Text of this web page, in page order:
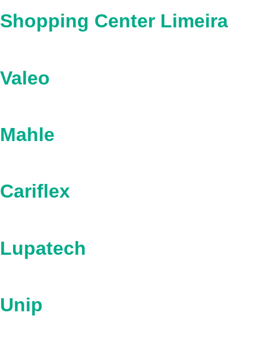
Shopping Center Limeira
Valeo
Mahle
Cariflex
Lupatech
Unip